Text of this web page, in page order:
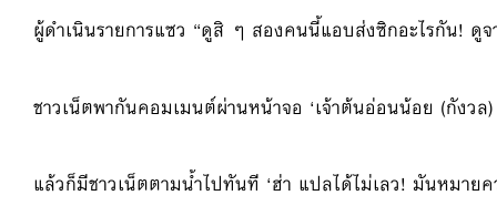
ผู้ดำเนินรายการแซว “ดูสิ ๆ สองคนนี้แอบส่งซิกอะไรกัน!
ชาวเน็ตพากันคอมเมนต์ผ่านหน้าจอ ‘เจ้าต้นอ่อนน้อย (กังว
แล้วก็มีชาวเน็ตตามน้ำไปทันที ‘ฮ่า แปลได้ไม่เลว! มันหมา